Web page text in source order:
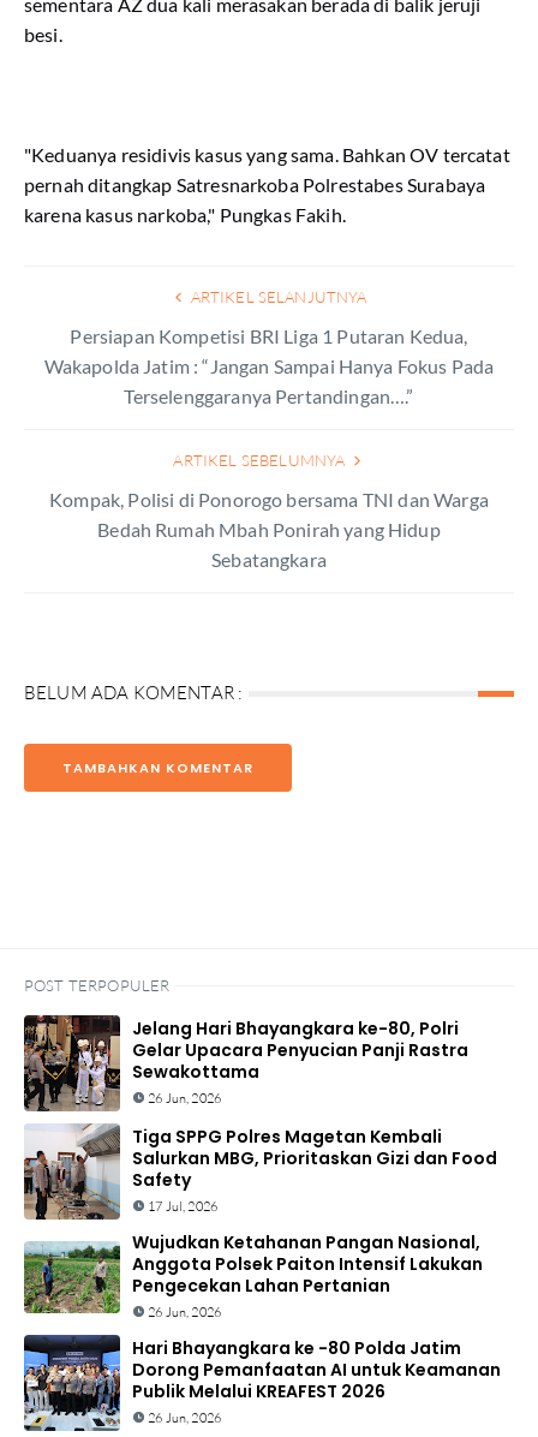
besi.
"Keduanya residivis kasus yang sama. Bahkan OV tercatat
pernah ditangkap Satresnarkoba Polrestabes Surabaya
karena kasus narkoba," Pungkas Fakih.
ARTIKEL SELANJUTNYA
Persiapan Kompetisi BRI Liga 1 Putaran Kedua,
Wakapolda Jatim : “Jangan Sampai Hanya Fokus Pada
Terselenggaranya Pertandingan….”
ARTIKEL SEBELUMNYA
Kompak, Polisi di Ponorogo bersama TNI dan Warga
Bedah Rumah Mbah Ponirah yang Hidup
Sebatangkara
BELUM ADA KOMENTAR :
TAMBAHKAN KOMENTAR
POST TERPOPULER
Jelang Hari Bhayangkara ke-80, Polri
Gelar Upacara Penyucian Panji Rastra
Sewakottama
26 Jun, 2026
Tiga SPPG Polres Magetan Kembali
Salurkan MBG, Prioritaskan Gizi dan Food
Safety
17 Jul, 2026
Wujudkan Ketahanan Pangan Nasional,
Anggota Polsek Paiton Intensif Lakukan
Pengecekan Lahan Pertanian
26 Jun, 2026
Hari Bhayangkara ke -80 Polda Jatim
Dorong Pemanfaatan AI untuk Keamanan
Publik Melalui KREAFEST 2026
26 Jun, 2026